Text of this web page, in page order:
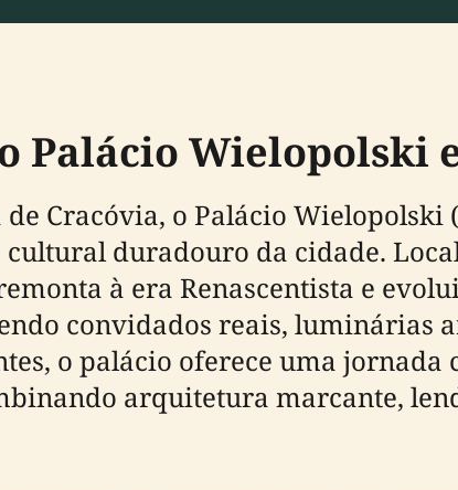
Palácio Wielopolski
Cracóvia, o Palácio Wielopolski
duradouro da cidade.
à era Renascentista e
convidados reais, luminárias
o palácio oferece uma
arquitetura marcante,